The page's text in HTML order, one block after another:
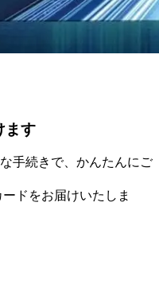
ます
手続きで、かんたんにご
ドをお届けいたしま